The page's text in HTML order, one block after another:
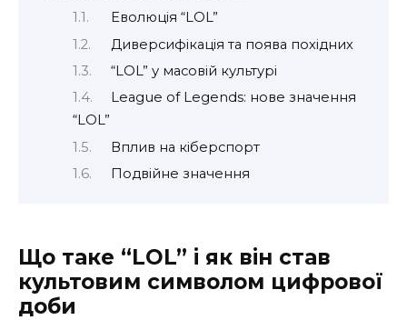
Еволюція “LOL”
Диверсифікація та поява похідних
“LOL” у масовій культурі
League of Legends: нове значення
“LOL”
Вплив на кіберспорт
Подвійне значення
Що таке “LOL” і як він став
культовим символом цифрової
доби